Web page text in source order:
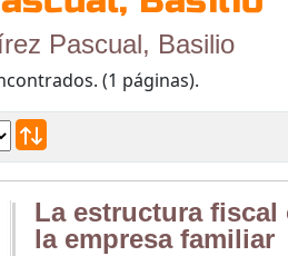
Pascual, Basilio
(1 páginas).
La estructura fiscal
la empresa familiar